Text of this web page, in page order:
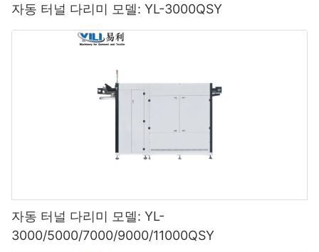
자동 터널 다리미 모델: YL-3000QSY
자동 터널 다리미 모델: YL-
3000/5000/7000/9000/11000QSY